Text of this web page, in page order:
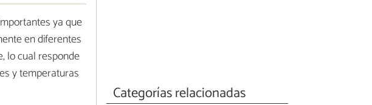
ya que
en diferentes
lo cual responde
y temperaturas
Categorías relacionadas